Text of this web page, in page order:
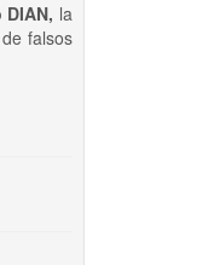
la
falsos